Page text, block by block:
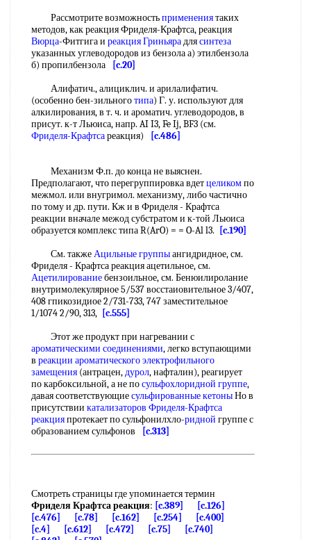
Рассмотрите возможностьприменениятаких
методов, как реакция Фриделя-Крафтса, реакция
Вюрца-Фитгига и реакция Гриньярадлясинтеза
указанных углеводородов из бензола а) этилбензола
б) пропилбензола
[c.20]
Алифатич., алициклич. и арилалифатич.
(особенно бен-зильноготипа) Г. у. используют для
алкилирования, в т. ч. и ароматич. углеводородов, в
присут. к-т Льюиса, напр. AI I3, Fe Ij, BF3 (см.
Фриделя-Крафтсареакция) [c.486]
Механизм Ф.п. до конца не выяснен.
Предполагают, что перегруппировка вдетцеликомпо
межмол. или внугримол. механизму, либо частично
по тому и др. пути. Кж и в Фриделя - Крафтса
реакции вначале межод субстратом и к-той Льюиса
образуется комплекс типа R(ArO) = = O-Al l3.
[c.190]
См. такжеАцильные группыангидридное, см.
Фриделя - Крафтса реакция ацетильное, см.
Ацетилированиебензоильное, см. Бенюилиролание
внутримолекулярное 5/537 восстаиовительное 3/407,
408 гпикозидиое 2/731-733, 747 заместительное
1/1074 2/90, 313, [c.555]
Этот же продукт при нагревании с
ароматическими соединениями, легко вступающими
в реакции ароматического электрофильного
замещения (антрацен,дурол, нафталин), реагирует
по карбоксильной, а не посульфохлоридной группе,
давая соответствующиесульфированные кетоныНо в
присутствии катализаторов Фриделя-Крафтса
реакцияпротекает по сульфонилхло-ридной группе с
образованием сульфонов
[c.313]
Смотреть страницы где упоминается термин
Фриделя Крафтса реакция: [c.389]
[c.126]
[c.476]
[c.78] [c.162] [c.254]
[c.400]
[c.4]
[c.612] [c.472] [c.75]
[c.740]